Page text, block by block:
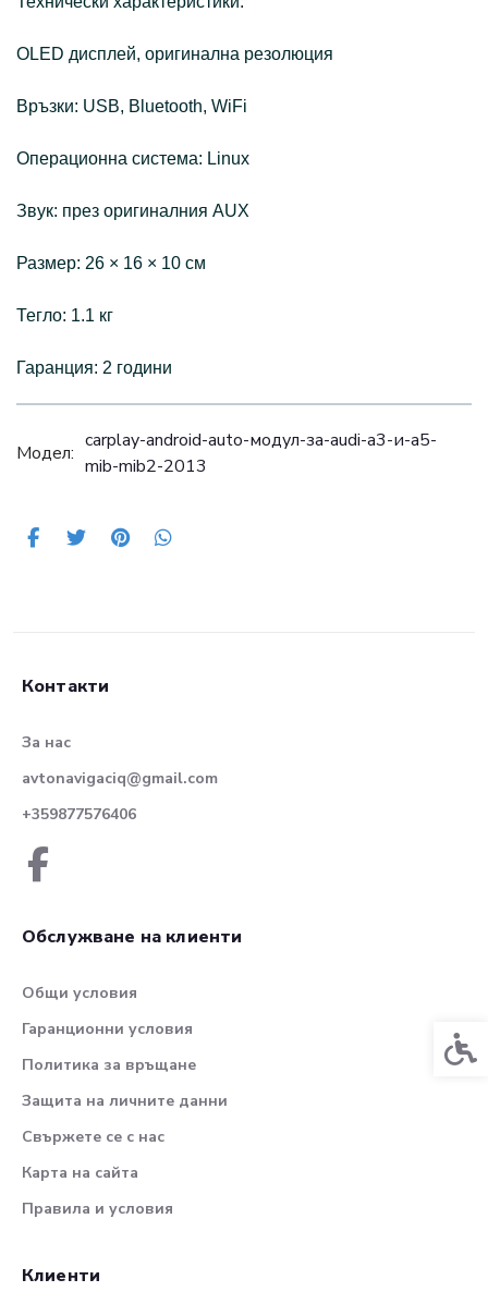
OLED дисплей, оригинална резолюция
Връзки: USB, Bluetooth, WiFi
Операционна система: Linux
Звук: през оригиналния AUX
Размер: 26 × 16 × 10 см
Тегло: 1.1 кг
Гаранция: 2 години
Модел:
carplay-android-auto-модул-за-audi-a3-и-a5-
mib-mib2-2013
Контакти
За нас
avtonavigaciq@gmail.com
+359877576406
Обслужване на клиенти
Общи условия
Гаранционни условия
Политика за връщане
Защита на личните данни
Свържете се с нас
Карта на сайта
Правила и условия
Клиенти